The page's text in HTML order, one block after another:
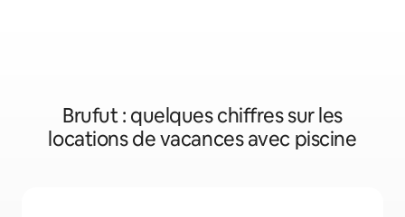
Brufut : quelques chiffres sur les
locations de vacances avec piscine